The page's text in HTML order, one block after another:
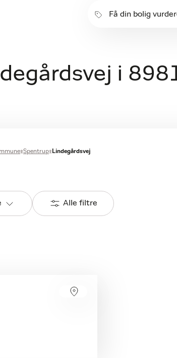
Få din bolig
i
Spentrup Lindegårdsvej
Alle filtre